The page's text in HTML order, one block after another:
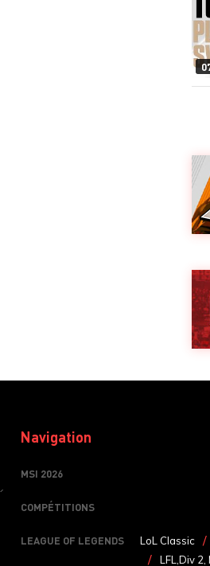
Navigation
MSI 2026
COMPÉTITIONS
LEAGUE OF LEGENDS LoL Classic
LFL,Div 2,